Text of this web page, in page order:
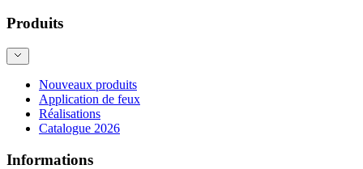
Produits
Nouveaux produits
Application de feux
Réalisations
Catalogue 2026
Informations